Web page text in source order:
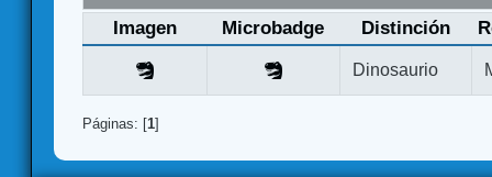
Imagen Microbadge Distinción
Dinosaurio
Páginas: [1]